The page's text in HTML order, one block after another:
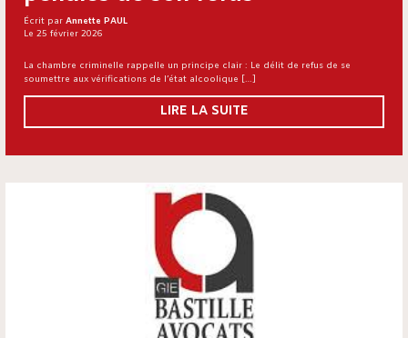
Écrit par Annette PAUL
Le 25 février 2026
La chambre criminelle rappelle un principe clair : Le délit de refus de se
soumettre aux vérifications de l’état alcoolique […]
LIRE LA SUITE